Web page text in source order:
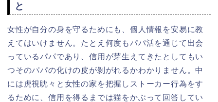
と
女性が自分の身を守るためにも、個人情報を安易に教
えてはいけません。たとえ何度もパパ活を通じて出会
っているパパであり、信用が芽生えてきたとしてもい
つそのパパの化けの皮が剝がれるかわかりません。中
には虎視眈々と女性の家を把握しストーカー行為をす
るために、信用を得るまでは猫をかぶって回答してい